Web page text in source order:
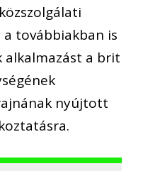
továbbiakban is
alkalmazást a brit
nyújtott